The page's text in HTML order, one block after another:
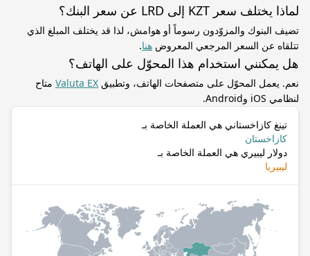
لماذا يختلف سعر KZT إلى LRD عن سعر البنك؟
تضيف البنوك والمزوّدون رسوماً أو هوامش، لذا قد يختلف المبلغ الذي
تتلقاه عن السعر المرجعي المعروض هنا.
هل يمكنني استخدام هذا المحوّل على الهاتف؟
نعم. يعمل المحوّل على متصفحات الهاتف، وتطبيق Valuta EX متاح
لنظامي iOS وAndroid.
تينغ كازاخستاني هي العملة الخاصة بـ
كازاخستان
دولار ليبيري هي العملة الخاصة بـ
ليبيريا